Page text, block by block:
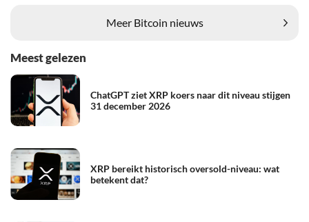
Meer Bitcoin nieuws
Meest gelezen
ChatGPT ziet XRP koers naar dit niveau stijgen
31 december 2026
XRP bereikt historisch oversold-niveau: wat
betekent dat?